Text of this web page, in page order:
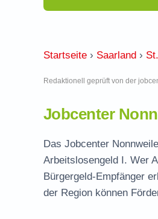
Startseite › Saarland ›
Redaktionell geprüft von der
Jobcenter
Das Jobcenter
Arbeitslosengeld I. Wer
Bürgergeld-Empfänger
der Region können